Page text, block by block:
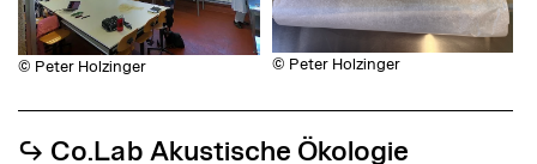
© Peter Holzinger © Peter Holzinger
↪︎ Co.Lab Akustische Ökologie